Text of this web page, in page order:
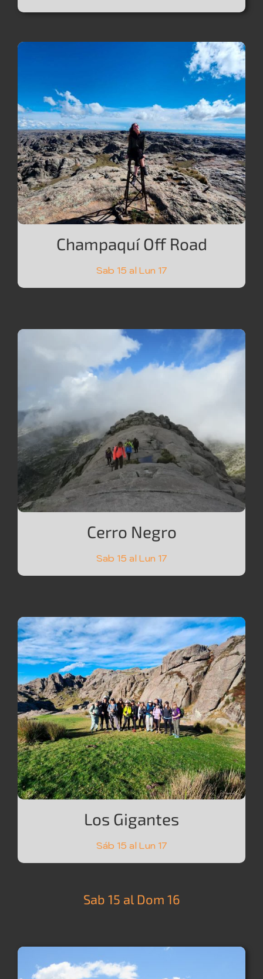
Champaquí Off Road
Sab 15 al Lun 17
Cerro Negro
Sab 15 al Lun 17
Los Gigantes
Sáb 15 al Lun 17
Sab 15 al Dom 16